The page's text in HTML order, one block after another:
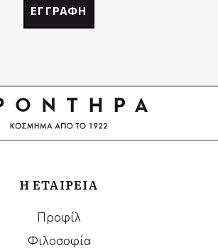
ΕΓΓΡΑΦΗ
Η ΕΤΑΙΡΕΙΑ
Προφίλ
Φιλοσοφία